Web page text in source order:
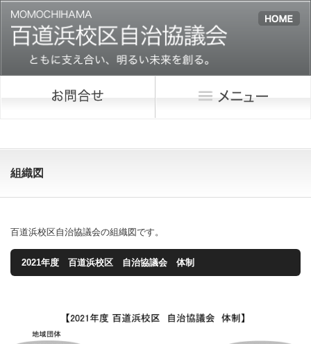
組織図
百道浜校区自治協議会の組織図です。
2021年度 百道浜校区 自治協議会 体制